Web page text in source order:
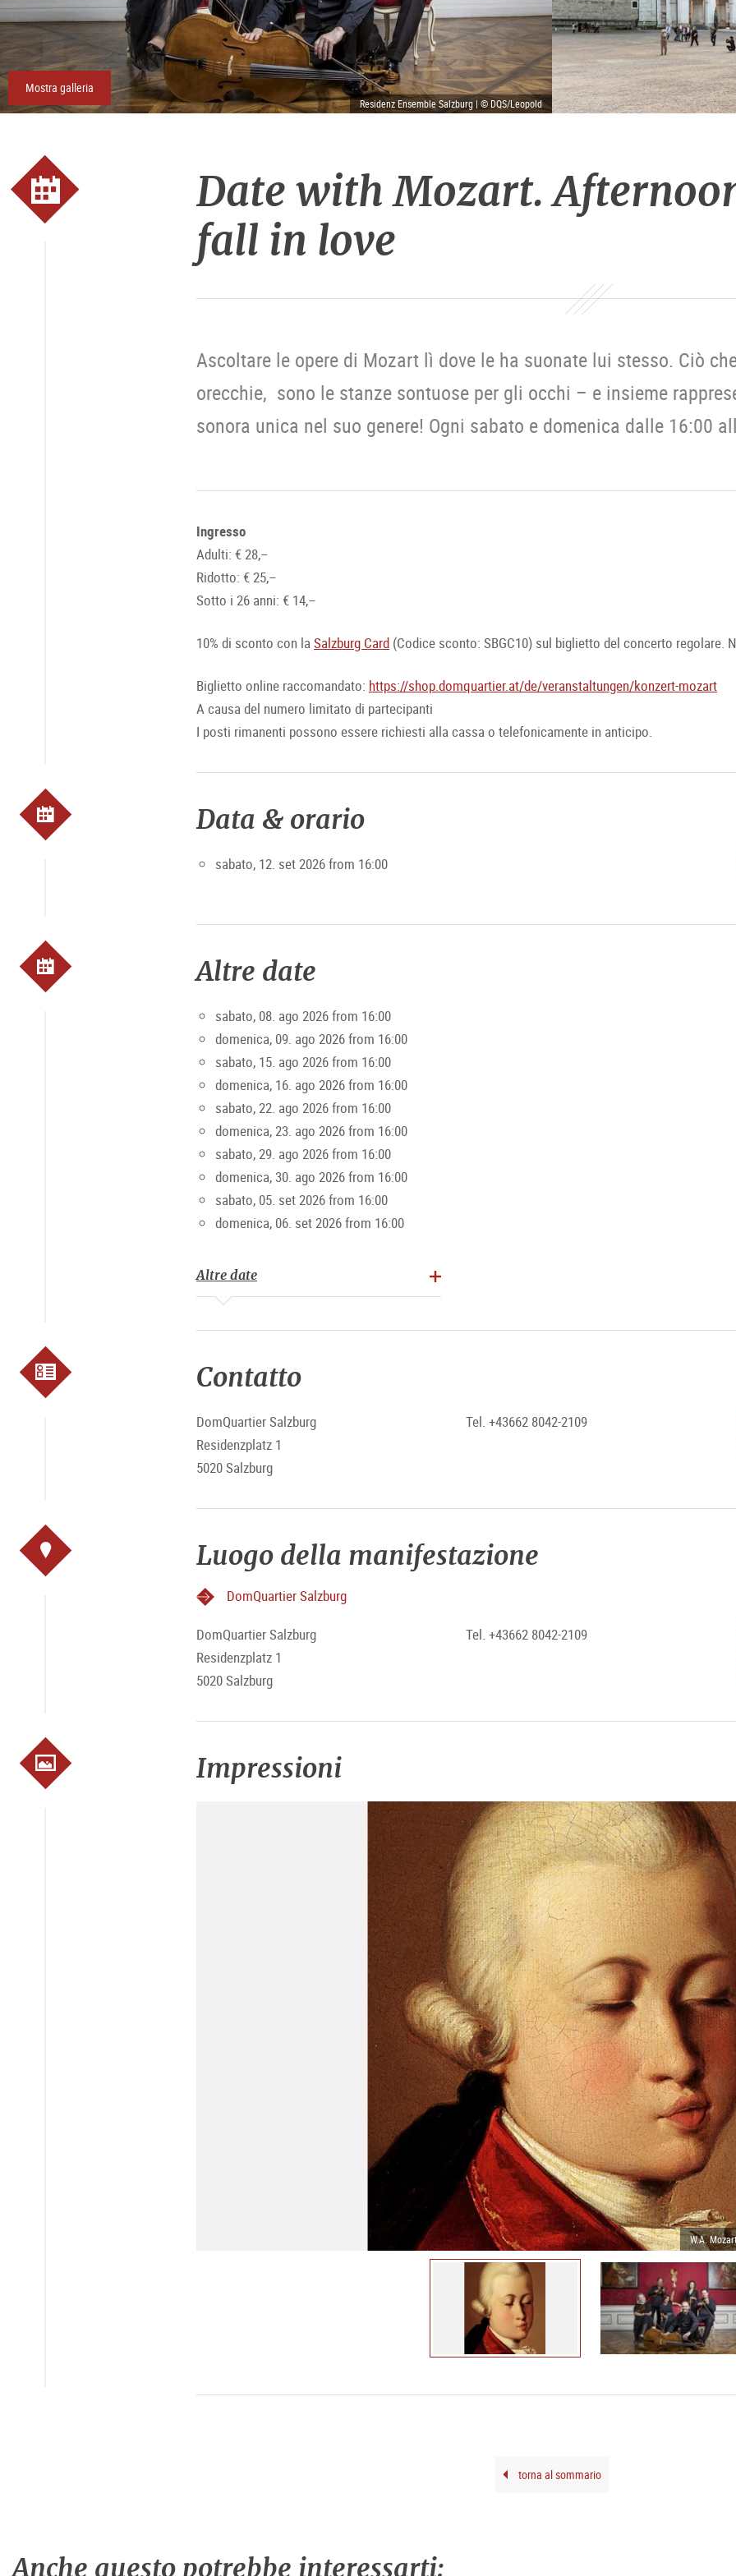
Residenz Ensemble Salzburg | © DQS/Leopold
Mostra galleria
Date with Mozart.
fall in love
Ascoltare le opere di Mozart lì dove le ha suonate lui stesso. Ciò
orecchie, sono le stanze sontuose per gli occhi – e insieme
sonora unica nel suo genere! Ogni sabato e domenica dalle 16:00
Ingresso
Adulti: € 28,–
Ridotto: € 25,–
Sotto i 26 anni: € 14,–
10% di sconto con la Salzburg Card (Codice sconto: SBGC10) sul biglietto del concerto regolare.
Biglietto online raccomandato: https://shop.domquartier.at/de/veranstaltungen/konzert-mozart
A causa del numero limitato di partecipanti
I posti rimanenti possono essere richiesti alla cassa o telefonicamente in anticipo.
Data & orario
sabato, 12. set 2026 from 16:00
Altre date
sabato, 08. ago 2026 from 16:00
domenica, 09. ago 2026 from 16:00
sabato, 15. ago 2026 from 16:00
domenica, 16. ago 2026 from 16:00
sabato, 22. ago 2026 from 16:00
domenica, 23. ago 2026 from 16:00
sabato, 29. ago 2026 from 16:00
domenica, 30. ago 2026 from 16:00
sabato, 05. set 2026 from 16:00
domenica, 06. set 2026 from 16:00
Altre date
Contatto
DomQuartier Salzburg
Residenzplatz 1
5020 Salzburg
Tel. +43662 8042-2109
Luogo della manifestazione
DomQuartier Salzburg
DomQuartier Salzburg
Residenzplatz 1
5020 Salzburg
Tel. +43662 8042-2109
Impressioni
W.A.
torna al sommario
Anche questo potrebbe interessarti: